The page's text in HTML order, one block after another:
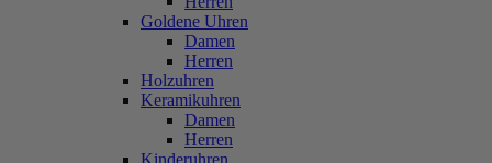
Goldene Uhren
Damen
Herren
Holzuhren
Keramikuhren
Damen
Herren
Kinderuhren